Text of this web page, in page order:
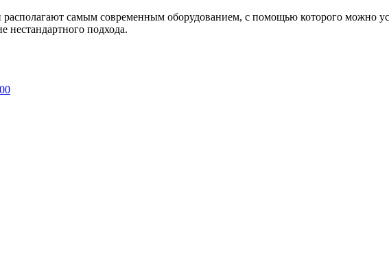
самым современным оборудованием, с помощью которого можно
нестандартного подхода.